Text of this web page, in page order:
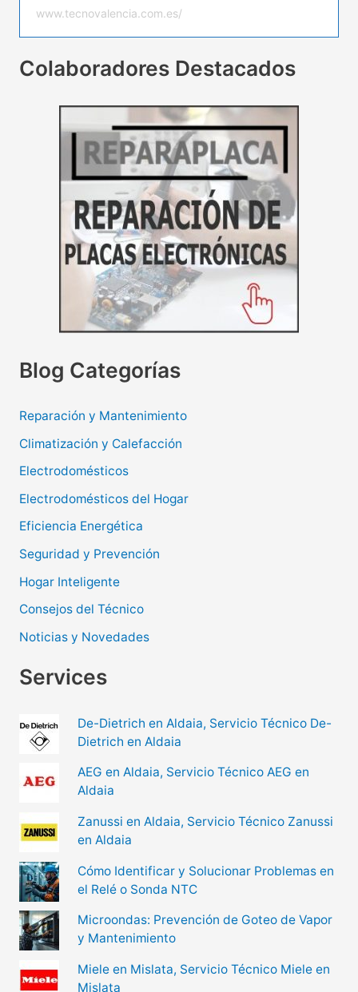
www.tecnovalencia.com.es/
Colaboradores Destacados
Blog Categorías
Reparación y Mantenimiento
Climatización y Calefacción
Electrodomésticos
Electrodomésticos del Hogar
Eficiencia Energética
Seguridad y Prevención
Hogar Inteligente
Consejos del Técnico
Noticias y Novedades
Services
De-Dietrich en Aldaia, Servicio Técnico De-
Dietrich en Aldaia
AEG en Aldaia, Servicio Técnico AEG en
Aldaia
Zanussi en Aldaia, Servicio Técnico Zanussi
en Aldaia
Cómo Identificar y Solucionar Problemas en
el Relé o Sonda NTC
Microondas: Prevención de Goteo de Vapor
y Mantenimiento
Miele en Mislata, Servicio Técnico Miele en
Mislata